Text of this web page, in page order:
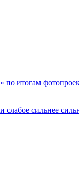
итогам
слабое сильнее